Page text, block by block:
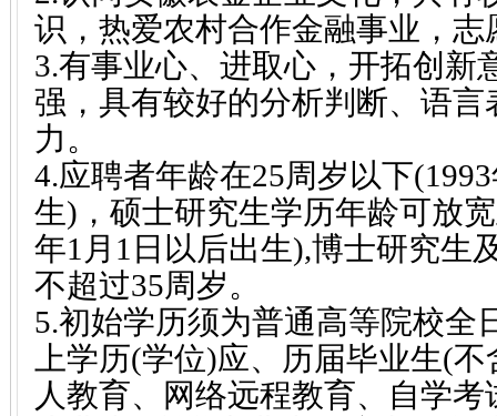
识，热爱农村合作金融事业，志
3.有事业心、进取心，开拓创新
强，具有较好的分析判断、语
力。
4.应聘者年龄在25周岁以下
生)，硕士研究生学历年龄可放
年1月1日以后出生),博士研究生
不超过35周岁。
5.初始学历须为普通高等院校全
上学历(学位)应、历届毕业生(
人教育、网络远程教育、自学